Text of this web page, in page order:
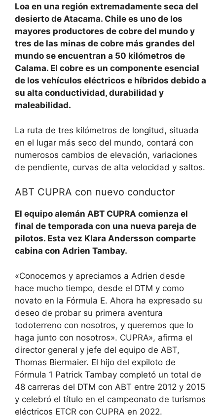
Loa en una región extremadamente seca del
desierto de Atacama. Chile es uno de los
mayores productores de cobre del mundo y
tres de las minas de cobre más grandes del
mundo se encuentran a 50 kilómetros de
Calama. El cobre es un componente esencial
de los vehículos eléctricos e híbridos debido a
su alta conductividad, durabilidad y
maleabilidad.
La ruta de tres kilómetros de longitud, situada
en el lugar más seco del mundo, contará con
numerosos cambios de elevación, variaciones
de pendiente, curvas de alta velocidad y saltos.
ABT CUPRA con nuevo conductor
El equipo alemán ABT CUPRA comienza el
final de temporada con una nueva pareja de
pilotos. Esta vez Klara Andersson comparte
cabina con Adrien Tambay.
«Conocemos y apreciamos a Adrien desde
hace mucho tiempo, desde el DTM y como
novato en la Fórmula E. Ahora ha expresado su
deseo de probar su primera aventura
todoterreno con nosotros, y queremos que lo
haga junto con nosotros». CUPRA», afirma el
director general y jefe del equipo de ABT,
Thomas Biermaier. El hijo del expiloto de
Fórmula 1 Patrick Tambay completó un total de
48 carreras del DTM con ABT entre 2012 y 2015
y celebró el título en el campeonato de turismos
eléctricos ETCR con CUPRA en 2022.